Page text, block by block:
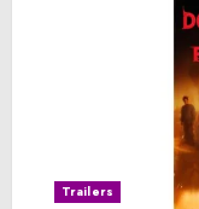
Trailers